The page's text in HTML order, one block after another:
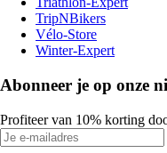
TripNBikers
Vélo-Store
Winter-Expert
Abonneer je op onze
Profiteer van 10% korting